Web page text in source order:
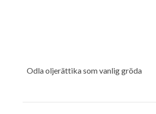
Odla oljerättika som vanlig gröda